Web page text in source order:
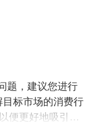
题，建议您进行
便更好地吸引客